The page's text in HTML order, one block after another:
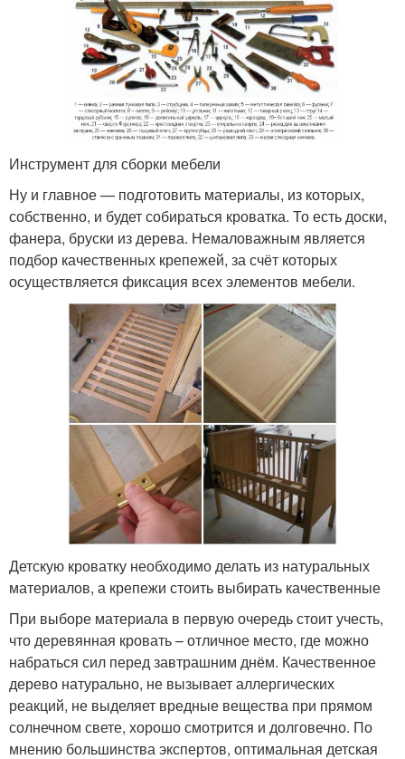
Инструмент для сборки мебели
Ну и главное — подготовить материалы, из которых,
собственно, и будет собираться кроватка. То есть доски,
фанера, бруски из дерева. Немаловажным является
подбор качественных крепежей, за счёт которых
осуществляется фиксация всех элементов мебели.
Детскую кроватку необходимо делать из натуральных
материалов, а крепежи стоить выбирать качественные
При выборе материала в первую очередь стоит учесть,
что деревянная кровать – отличное место, где можно
набраться сил перед завтрашним днём. Качественное
дерево натурально, не вызывает аллергических
реакций, не выделяет вредные вещества при прямом
солнечном свете, хорошо смотрится и долговечно. По
мнению большинства экспертов, оптимальная детская